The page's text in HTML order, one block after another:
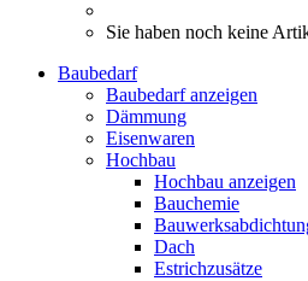
Sie haben noch keine
Baubedarf
Baubedarf anzeigen
Dämmung
Eisenwaren
Hochbau
Hochbau anzeigen
Bauchemie
Dach
Estrichzusätze